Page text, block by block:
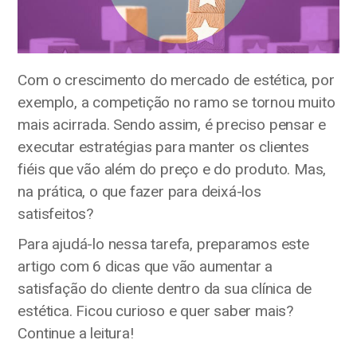
Com o crescimento do mercado de estética, por
exemplo, a competição no ramo se tornou muito
mais acirrada. Sendo assim, é preciso pensar e
executar estratégias para manter os clientes
fiéis que vão além do preço e do produto. Mas,
na prática, o que fazer para deixá-los
satisfeitos?
Para ajudá-lo nessa tarefa, preparamos este
artigo com 6 dicas que vão aumentar a
satisfação do cliente dentro da sua clínica de
estética. Ficou curioso e quer saber mais?
Continue a leitura!